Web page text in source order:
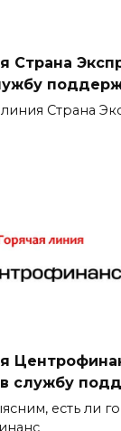
Страна
Страна
в службу
есть ли